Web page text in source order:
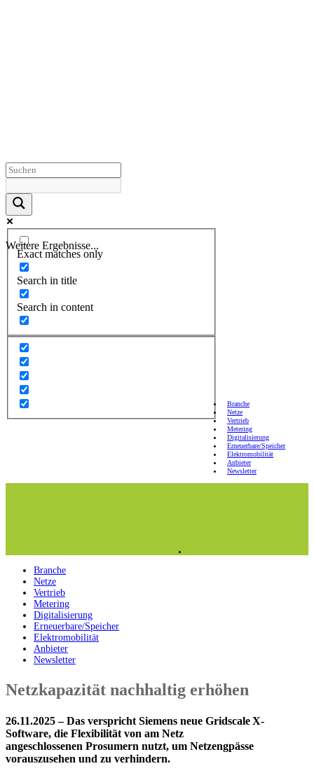
Weitere Ergebnisse...
Exact matches only
Search in title
Search in content
Branche
Netze
Vertrieb
Metering
Digitalisierung
Erneuerbare/Speicher
Elektromobilität
Anbieter
Newsletter
Branche
Netze
Vertrieb
Metering
Digitalisierung
Erneuerbare/Speicher
Elektromobilität
Anbieter
Newsletter
Netzkapazität nachhaltig erhöhen
26.11.2025 – Das verspricht Siemens neue Gridscale X-
Software, die Flexibilität von am Netz
angeschlossenen Prosumern nutzt, um Netzengpässe
vorauszusehen und zu verhindern.